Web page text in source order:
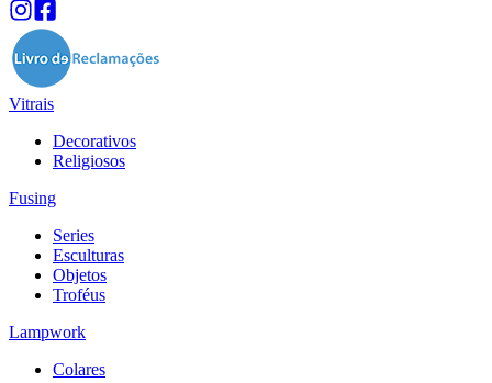
Vitrais
Decorativos
Religiosos
Fusing
Series
Esculturas
Objetos
Troféus
Lampwork
Colares